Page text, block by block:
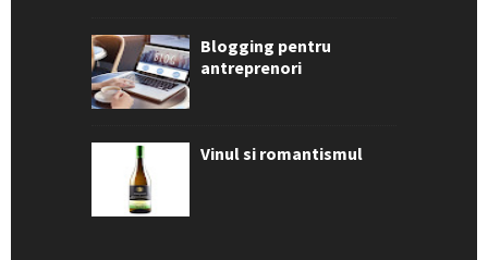
Blogging pentru
antreprenori
Vinul si romantismul